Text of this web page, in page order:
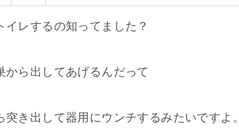
レするの知ってました？
ら出してあげるんだって
き出して器用にウンチするみたいですよ。